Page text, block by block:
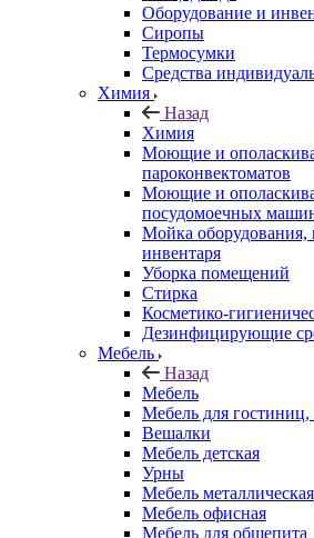
Оборудование и
Сиропы
Термосумки
Средства
Химия
Назад
Химия
Моющие и
пароконвектоматов
Моющие и
посудомоечных
Мойка оборудования,
инвентаря
Уборка помещений
Стирка
Косметико-
Дезинфицирующие
Мебель
Назад
Мебель
Мебель для гостиниц,
Вешалки
Мебель детская
Урны
Мебель металлическая
Мебель офисная
Мебель для общепита